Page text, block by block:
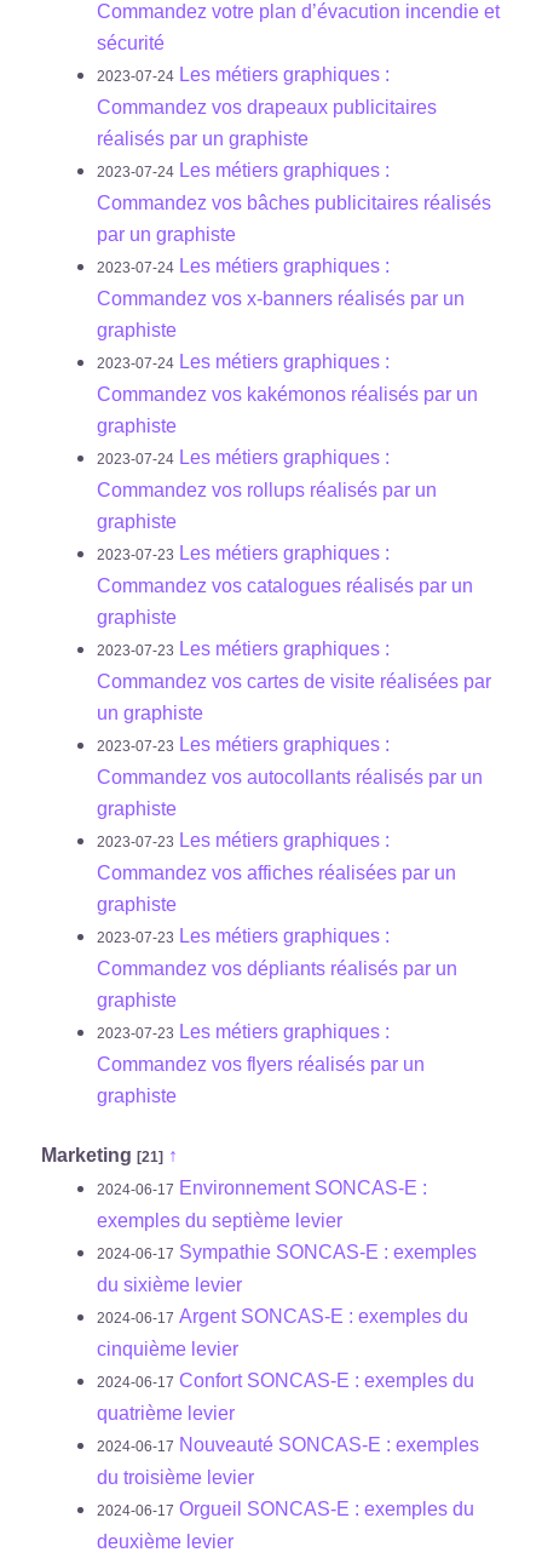
Commandez votre plan d’évacution incendie et
sécurité
2023-07-24 Les métiers graphiques :
Commandez vos drapeaux publicitaires
réalisés par un graphiste
2023-07-24 Les métiers graphiques :
Commandez vos bâches publicitaires réalisés
par un graphiste
2023-07-24 Les métiers graphiques :
Commandez vos x-banners réalisés par un
graphiste
2023-07-24 Les métiers graphiques :
Commandez vos kakémonos réalisés par un
graphiste
2023-07-24 Les métiers graphiques :
Commandez vos rollups réalisés par un
graphiste
2023-07-23 Les métiers graphiques :
Commandez vos catalogues réalisés par un
graphiste
2023-07-23 Les métiers graphiques :
Commandez vos cartes de visite réalisées par
un graphiste
2023-07-23 Les métiers graphiques :
Commandez vos autocollants réalisés par un
graphiste
2023-07-23 Les métiers graphiques :
Commandez vos affiches réalisées par un
graphiste
2023-07-23 Les métiers graphiques :
Commandez vos dépliants réalisés par un
graphiste
2023-07-23 Les métiers graphiques :
Commandez vos flyers réalisés par un
graphiste
Marketing [21] ↑
2024-06-17 Environnement SONCAS-E :
exemples du septième levier
2024-06-17 Sympathie SONCAS-E : exemples
du sixième levier
2024-06-17 Argent SONCAS-E : exemples du
cinquième levier
2024-06-17 Confort SONCAS-E : exemples du
quatrième levier
2024-06-17 Nouveauté SONCAS-E : exemples
du troisième levier
2024-06-17 Orgueil SONCAS-E : exemples du
deuxième levier